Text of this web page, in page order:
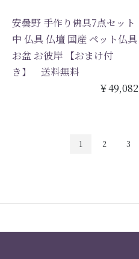
安曇野 手作り佛具7点セット
中 仏具 仏壇 国産 ペット仏具
お盆 お彼岸 【おまけ付
き】 送料無料
￥49,082
1 2 3